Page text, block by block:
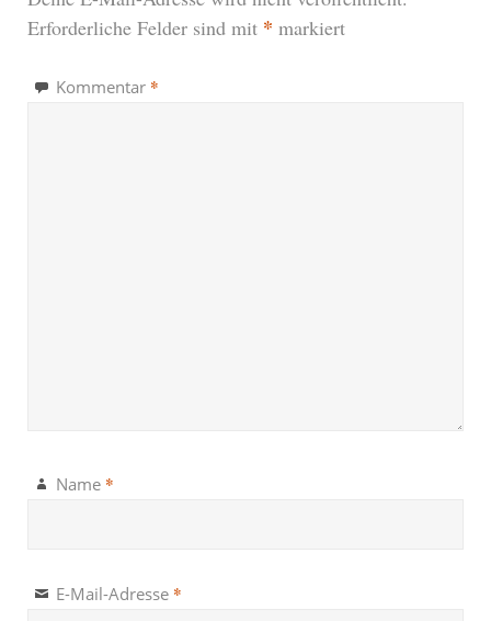
Erforderliche Felder sind mit * markiert
Kommentar *
Name *
E-Mail-Adresse *